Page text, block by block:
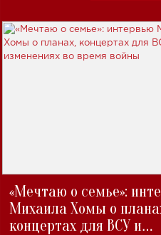
«Мечтаю о семье»:
Михаила Хомы о
концертах для ВСУ и